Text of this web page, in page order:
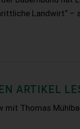
Landwirt“
ARTIKEL
mit Thomas